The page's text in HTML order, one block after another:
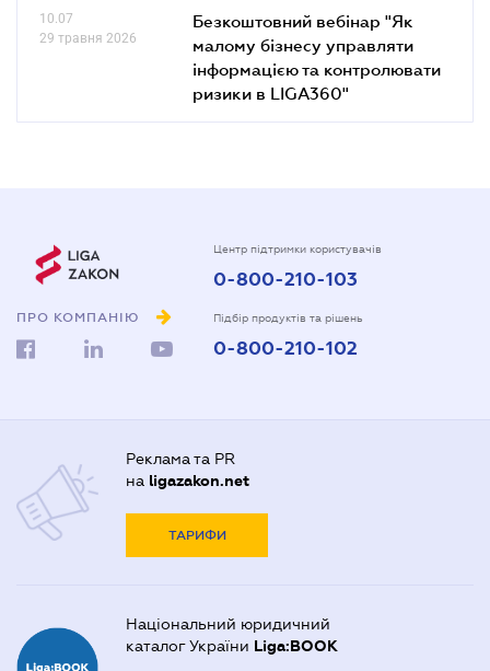
10.07
29 травня 2026
Безкоштовний вебінар "Як
малому бізнесу управляти
інформацією та контролювати
ризики в LIGA360"
ПРО КОМПАНІЮ
Центр підтримки користувачів
0-800-210-103
Підбір продуктів та рішень
0-800-210-102
Реклама та PR
на ligazakon.net
ТАРИФИ
Національний юридичний
каталог України Liga:BOOK